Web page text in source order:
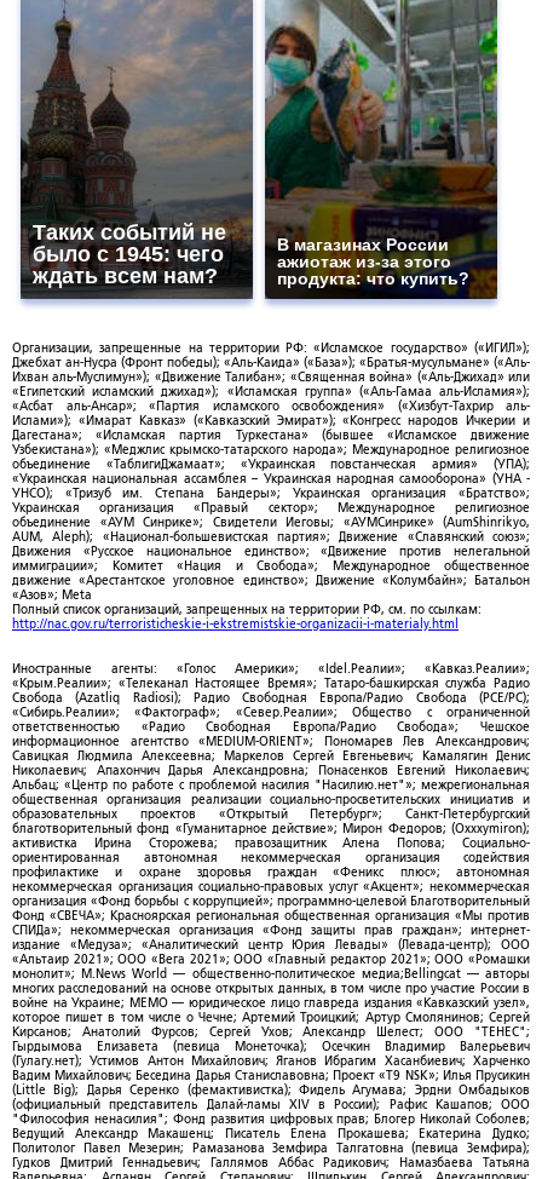
Таких событий не
было с 1945: чего
ждать всем нам?
В магазинах России
ажиотаж из-за этого
продукта: что купить?
Организации, запрещенные на территории РФ: «Исламское государство» («ИГИЛ»);
Джебхат ан-Нусра (Фронт победы); «Аль-Каида» («База»); «Братья-мусульмане» («Аль-
Ихван аль-Муслимун»); «Движение Талибан»; «Священная война» («Аль-Джихад» или
«Египетский исламский джихад»); «Исламская группа» («Аль-Гамаа аль-Исламия»);
«Асбат аль-Ансар»; «Партия исламского освобождения» («Хизбут-Тахрир аль-
Ислами»); «Имарат Кавказ» («Кавказский Эмират»); «Конгресс народов Ичкерии и
Дагестана»; «Исламская партия Туркестана» (бывшее «Исламское движение
Узбекистана»); «Меджлис крымско-татарского народа»; Международное религиозное
объединение «ТаблигиДжамаат»; «Украинская повстанческая армия» (УПА);
«Украинская национальная ассамблея – Украинская народная самооборона» (УНА -
УНСО); «Тризуб им. Степана Бандеры»; Украинская организация «Братство»;
Украинская организация «Правый сектор»; Международное религиозное
объединение «АУМ Синрике»; Свидетели Иеговы; «АУМСинрике» (AumShinrikyo,
AUM, Aleph); «Национал-большевистская партия»; Движение «Славянский союз»;
Движения «Русское национальное единство»; «Движение против нелегальной
иммиграции»; Комитет «Нация и Свобода»; Международное общественное
движение «Арестантское уголовное единство»; Движение «Колумбайн»; Батальон
«Азов»; Meta
Полный список организаций, запрещенных на территории РФ, см. по ссылкам:
http://nac.gov.ru/terroristicheskie-i-ekstremistskie-organizacii-i-materialy.html
Иностранные агенты: «Голос Америки»; «Idel.Реалии»; «Кавказ.Реалии»;
«Крым.Реалии»; «Телеканал Настоящее Время»; Татаро-башкирская служба Радио
Свобода (Azatliq Radiosi); Радио Свободная Европа/Радио Свобода (PCE/PC);
«Сибирь.Реалии»; «Фактограф»; «Север.Реалии»; Общество с ограниченной
ответственностью «Радио Свободная Европа/Радио Свобода»; Чешское
информационное агентство «MEDIUM-ORIENT»; Пономарев Лев Александрович;
Савицкая Людмила Алексеевна; Маркелов Сергей Евгеньевич; Камалягин Денис
Николаевич; Апахончич Дарья Александровна; Понасенков Евгений Николаевич;
Альбац; «Центр по работе с проблемой насилия "Насилию.нет"»; межрегиональная
общественная организация реализации социально-просветительских инициатив и
образовательных проектов «Открытый Петербург»; Санкт-Петербургский
благотворительный фонд «Гуманитарное действие»; Мирон Федоров; (Oxxxymiron);
активистка Ирина Сторожева; правозащитник Алена Попова; Социально-
ориентированная автономная некоммерческая организация содействия
профилактике и охране здоровья граждан «Феникс плюс»; автономная
некоммерческая организация социально-правовых услуг «Акцент»; некоммерческая
организация «Фонд борьбы с коррупцией»; программно-целевой Благотворительный
Фонд «СВЕЧА»; Красноярская региональная общественная организация «Мы против
СПИДа»; некоммерческая организация «Фонд защиты прав граждан»; интернет-
издание «Медуза»; «Аналитический центр Юрия Левады» (Левада-центр); ООО
«Альтаир 2021»; ООО «Вега 2021»; ООО «Главный редактор 2021»; ООО «Ромашки
монолит»; M.News World — общественно-политическое медиа;Bellingcat — авторы
многих расследований на основе открытых данных, в том числе про участие России в
войне на Украине; МЕМО — юридическое лицо главреда издания «Кавказский узел»,
которое пишет в том числе о Чечне; Артемий Троицкий; Артур Смолянинов; Сергей
Кирсанов; Анатолий Фурсов; Сергей Ухов; Александр Шелест; ООО "ТЕНЕС";
Гырдымова Елизавета (певица Монеточка); Осечкин Владимир Валерьевич
(Гулагу.нет); Устимов Антон Михайлович; Яганов Ибрагим Хасанбиевич; Харченко
Вадим Михайлович; Беседина Дарья Станиславовна; Проект «T9 NSK»; Илья Прусикин
(Little Big); Дарья Серенко (фемактивистка); Фидель Агумава; Эрдни Омбадыков
(официальный представитель Далай-ламы XIV в России); Рафис Кашапов; ООО
"Философия ненасилия"; Фонд развития цифровых прав; Блогер Николай Соболев;
Ведущий Александр Макашенц; Писатель Елена Прокашева; Екатерина Дудко;
Политолог Павел Мезерин; Рамазанова Земфира Талгатовна (певица Земфира);
Гудков Дмитрий Геннадьевич; Галлямов Аббас Радикович; Намазбаева Татьяна